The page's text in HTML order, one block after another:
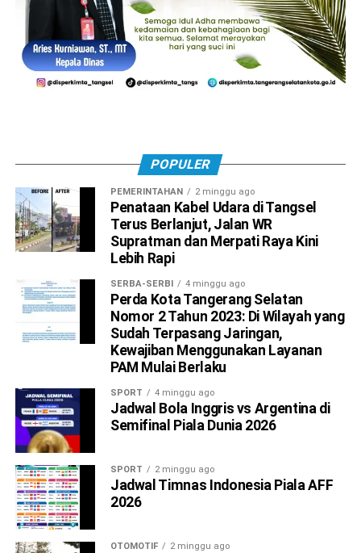
POPULER
PEMERINTAHAN 2 minggu ago
Penataan Kabel Udara di Tangsel
Terus Berlanjut, Jalan WR
Supratman dan Merpati Raya Kini
Lebih Rapi
SERBA-SERBI 4 minggu ago
Perda Kota Tangerang Selatan
Nomor 2 Tahun 2023: Di Wilayah yang
Sudah Terpasang Jaringan,
Kewajiban Menggunakan Layanan
PAM Mulai Berlaku
SPORT 4 minggu ago
Jadwal Bola Inggris vs Argentina di
Semifinal Piala Dunia 2026
SPORT 2 minggu ago
Jadwal Timnas Indonesia Piala AFF
2026
OTOMOTIF 2 minggu ago